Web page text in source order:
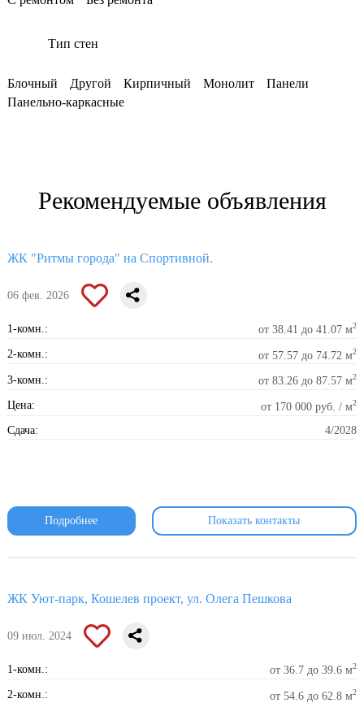
Тип стен
Блочный Другой Кирпичный Монолит
Панели
Панельно-каркасные
Рекомендуемые объявления
ЖК "Ритмы города" на Спортивной.
06 фев. 2026
1-комн.: от 38.41 до 41.07 м2
2-комн.: от 57.57 до 74.72 м2
3-комн.: от 83.26 до 87.57 м2
Цена: от 170 000 руб. / м2
Сдача: 4/2028
Подробнее Показать контакты
ЖК Уют-парк, Кошелев проект, ул. Олега Пешкова
09 июл. 2024
1-комн.: от 36.7 до 39.6 м2
2-комн.: от 54.6 до 62.8 м2